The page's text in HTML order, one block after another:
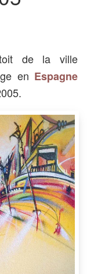
de la ville
en Espagne